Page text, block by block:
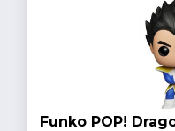
Funko POP!